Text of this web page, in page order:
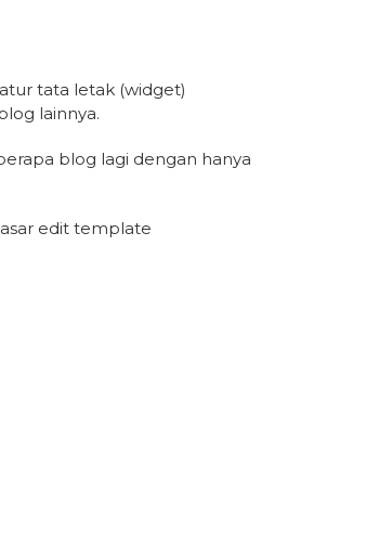
tata letak (widget)
lainnya.
blog lagi dengan hanya
edit template